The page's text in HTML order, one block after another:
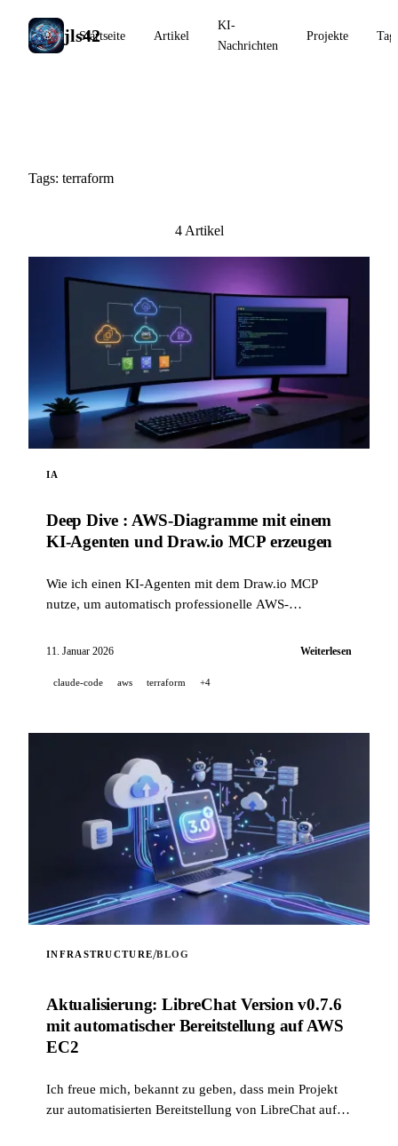
jls42
Startseite Artikel
KI-
Nachrichten
Projekte
Tags: terraform
4 Artikel
IA
Deep Dive : AWS-Diagramme mit einem
KI-Agenten und Draw.io MCP erzeugen
Wie ich einen KI-Agenten mit dem Draw.io MCP
nutze, um automatisch professionelle AWS-
11. Januar 2026 Weiterlesen
claude-code aws terraform +4
INFRASTRUCTURE/BLOG
Aktualisierung: LibreChat Version v0.7.6
mit automatischer Bereitstellung auf AWS
EC2
Ich freue mich, bekannt zu geben, dass mein Projekt
zur automatisierten Bereitstellung von LibreChat auf